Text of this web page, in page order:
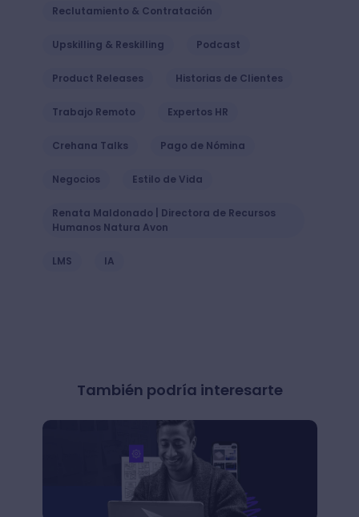
Reclutamiento & Contratación
Upskilling & Reskilling Podcast
Product Releases Historias de Clientes
Trabajo Remoto Expertos HR
Crehana Talks Pago de Nómina
Negocios Estilo de Vida
Renata Maldonado | Directora de Recursos
Humanos Natura Avon
LMS IA
También podría interesarte